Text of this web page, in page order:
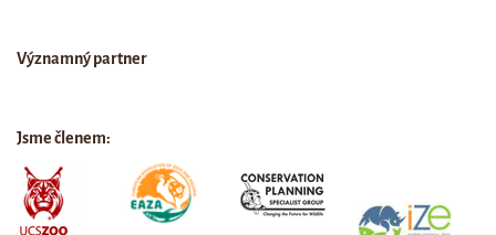
Významný partner
Jsme členem: